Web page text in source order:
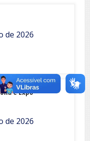
de 2026
e Expo-
de 2026